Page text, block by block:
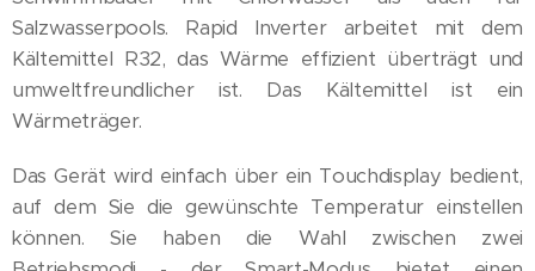
Salzwasserpools. Rapid Inverter arbeitet mit dem
Kältemittel R32, das Wärme effizient überträgt und
umweltfreundlicher ist. Das Kältemittel ist ein
Wärmeträger.
Das Gerät wird einfach über ein Touchdisplay bedient,
auf dem Sie die gewünschte Temperatur einstellen
können. Sie haben die Wahl zwischen zwei